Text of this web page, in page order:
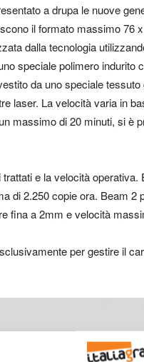
a drupa le nuove
il formato massimo 76
dalla tecnologia
speciale polimero indurito
da uno speciale
laser. La velocità varia in
massimo di 20 minuti, si è
e la velocità operativa.
di 2.250 copie ora. Beam 2
fina a 2mm e velocità
per gestire il